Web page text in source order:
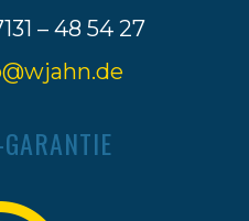
– 48 54 27